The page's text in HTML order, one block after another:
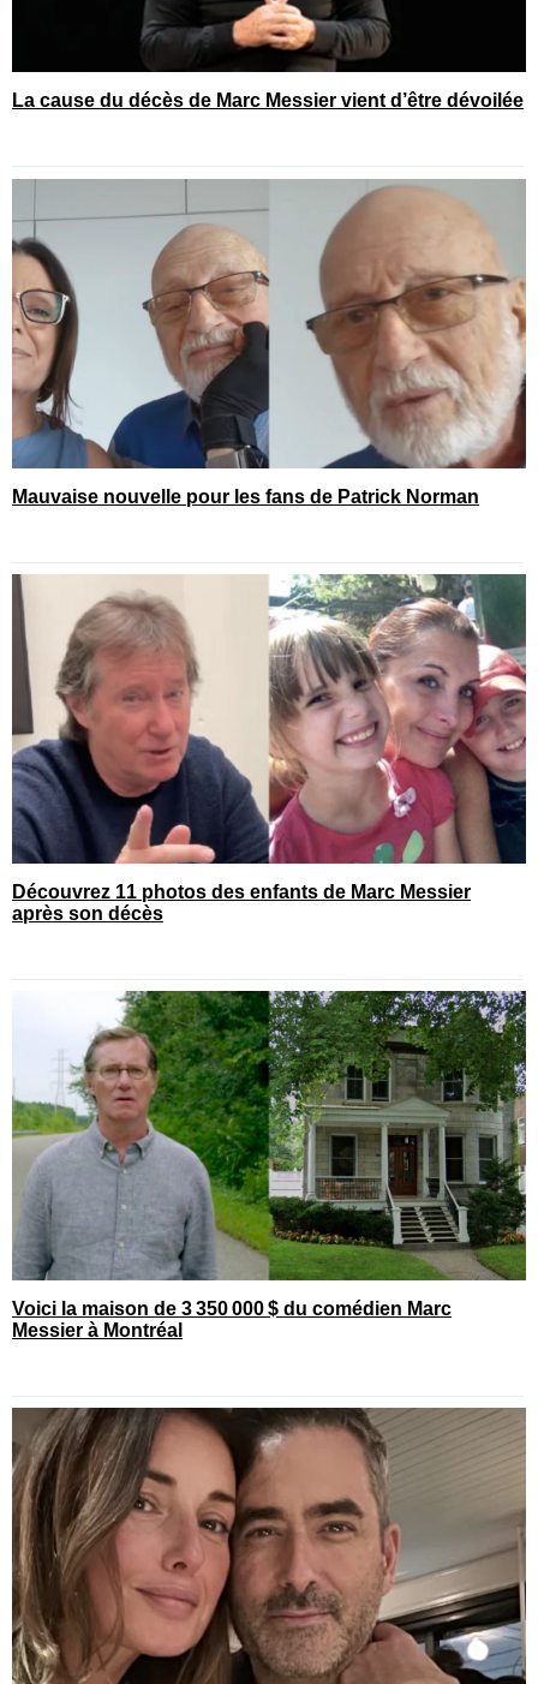
La cause du décès de Marc Messier vient d’être dévoilée
Mauvaise nouvelle pour les fans de Patrick Norman
Découvrez 11 photos des enfants de Marc Messier
après son décès
Voici la maison de 3 350 000 $ du comédien Marc
Messier à Montréal